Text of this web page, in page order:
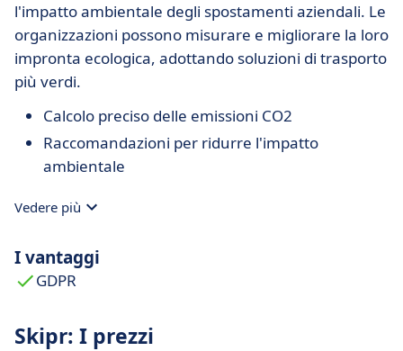
l'impatto ambientale degli spostamenti aziendali. Le
organizzazioni possono misurare e migliorare la loro
impronta ecologica, adottando soluzioni di trasporto
più verdi.
Calcolo preciso delle emissioni CO2
Raccomandazioni per ridurre l'impatto
ambientale
Vedere più
I vantaggi
GDPR
Skipr: I prezzi